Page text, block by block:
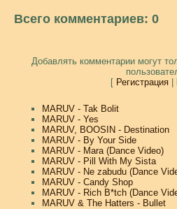
Всего комментариев: 0
Добавлять комментарии могут
[ Регистрация|
MARUV - Tak Bolit
MARUV - Yes
MARUV, BOOSIN - Destination
MARUV - By Your Side
MARUV - Mara (Dance Video)
MARUV - Pill With My Sista
MARUV - Ne zabudu (Dance
MARUV - Candy Shop
MARUV - Rich B*tch (Dance
MARUV & The Hatters - Bullet